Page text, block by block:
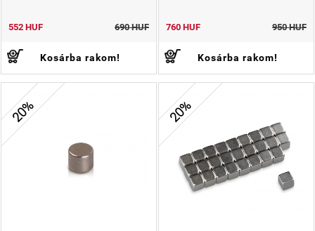
552 HUF 690 HUF
Kosárba rakom!
760 HUF 950 HUF
Kosárba rakom!
20% 20%